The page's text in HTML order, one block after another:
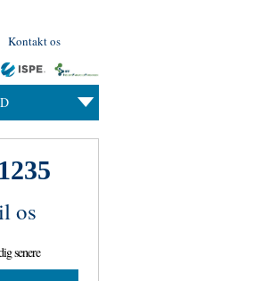
Kontakt os
os
senere